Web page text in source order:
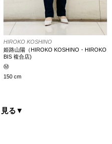
HIROKO KOSHINO
姫路山陽（HIROKO KOSHINO・HIROKO
BIS 複合店)
Ⓜ️
150 cm
る ▼